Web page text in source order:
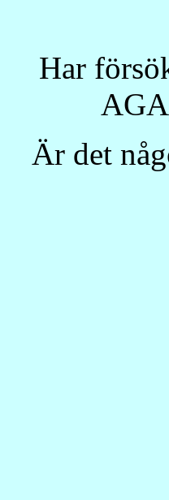
Har
Är det